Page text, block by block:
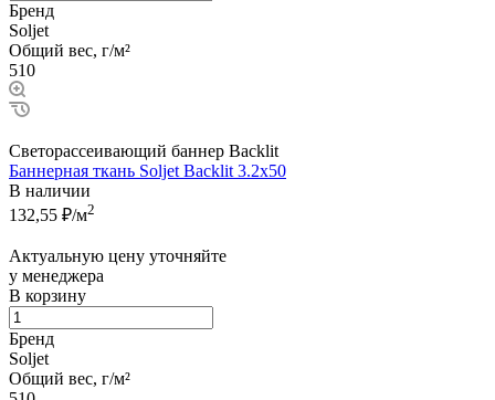
Бренд
Soljet
Общий вес, г/м²
510
Светорассеивающий баннер Backlit
Баннерная ткань Soljet Backlit 3.2x50
В наличии
132,55 ₽/м2
Актуальную цену уточняйте
у менеджера
В корзину
Бренд
Soljet
Общий вес, г/м²